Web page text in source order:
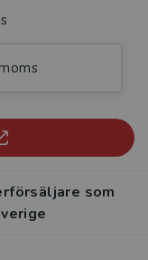
som